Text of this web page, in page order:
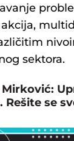
sektora.
Rešite se